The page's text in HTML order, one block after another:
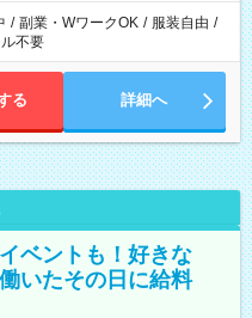
/ 副業・WワークOK / 服装自由 /
不要
る 詳細へ
ベントも！好きな
いたその日に給料